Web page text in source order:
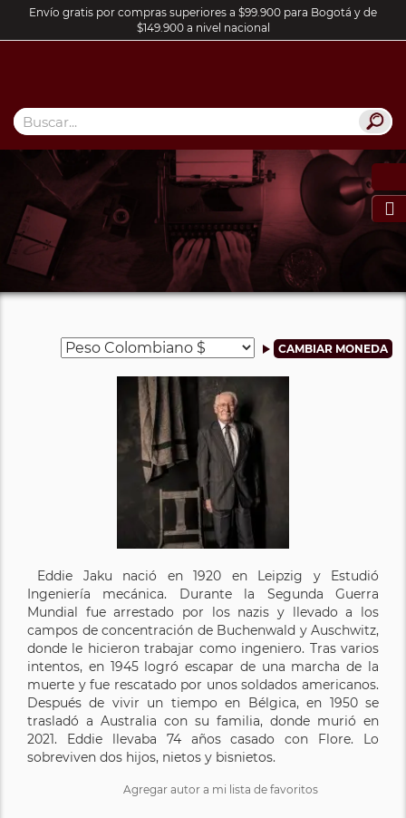
Envío gratis por compras superiores a $99.900 para Bogotá y de
$149.900 a nivel nacional

Eddie Jaku nació en 1920 en Leipzig y Estudió
Ingeniería mecánica. Durante la Segunda Guerra
Mundial fue arrestado por los nazis y llevado a los
campos de concentración de Buchenwald y Auschwitz,
donde le hicieron trabajar como ingeniero. Tras varios
intentos, en 1945 logró escapar de una marcha de la
muerte y fue rescatado por unos soldados americanos.
Después de vivir un tiempo en Bélgica, en 1950 se
trasladó a Australia con su familia, donde murió en
2021. Eddie llevaba 74 años casado con Flore. Lo
sobreviven dos hijos, nietos y bisnietos.
Agregar autor a mi lista de favoritos